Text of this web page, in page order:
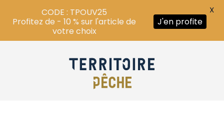
CODE : TPOUV25
Profitez de - 10 % sur l'article de
votre choix
J'en profite
X